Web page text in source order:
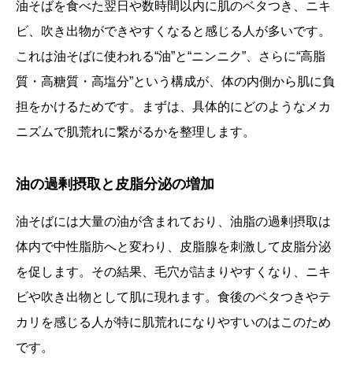
油そばを食べた翌日や数時間以内に肌のベタつき、ニキ
ビ、吹き出物ができやすくなると感じる人が多いです。
これは油そばに使われる“油”と“ニンニク”、さらに“高脂
質・高糖質・高塩分”という構成が、体の内側から肌に負
担をかけるためです。まずは、具体的にどのようなメカ
ニズムで肌荒れに繋がるかを整理します。
油の過剰摂取と皮脂分泌の増加
油そばには大量の油が含まれており、油脂の過剰摂取は
体内で中性脂肪へと変わり、皮脂腺を刺激して皮脂分泌
を促します。その結果、毛穴が詰まりやすくなり、ニキ
ビや吹き出物として肌に現れます。食後のベタつきやテ
カリを感じる人が特に肌荒れになりやすいのはこのため
です。